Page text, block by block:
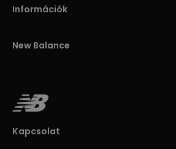
Információk
New Balance
Kapcsolat